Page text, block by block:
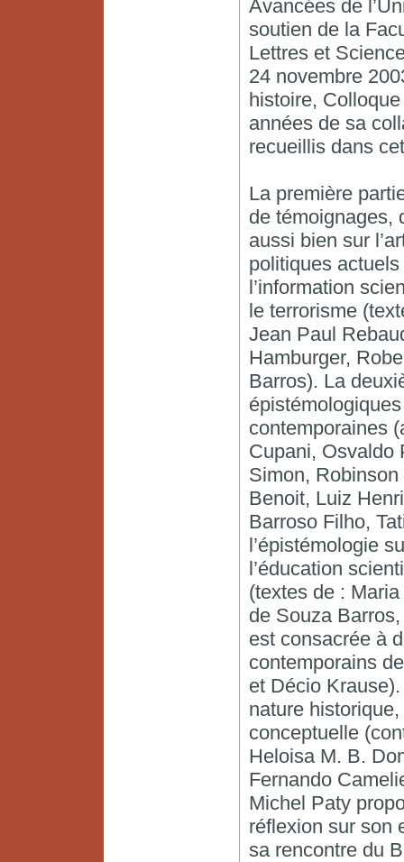
Avancées de
soutien de la
Lettres et
24 novembre
histoire,
années de sa
recueillis dans
La première
de témoignages,
aussi bien sur
politiques
l’information
le terrorisme
Jean Paul
Hamburger,
Barros). La
contemporaines
Cupani, Osvaldo
Simon,
Benoit, Luiz
Barroso Filho,
l’épistémologie
l’éducation
(textes de :
de Souza
est consacrée à
contemporains
et Décio
nature
conceptuelle
Heloisa M. B.
Fernando
Michel Paty
réflexion sur son
sa rencontre du